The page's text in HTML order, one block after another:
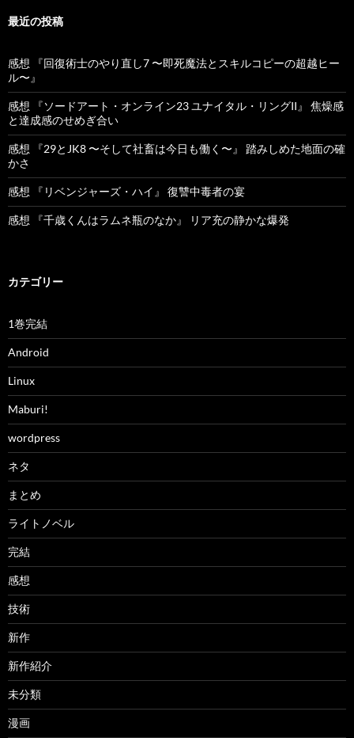
最近の投稿
感想 『回復術士のやり直し7 〜即死魔法とスキルコピーの超越ヒー
ル〜』
感想 『ソードアート・オンライン23 ユナイタル・リングII』 焦燥感
と達成感のせめぎ合い
感想 『29とJK8 〜そして社畜は今日も働く〜』 踏みしめた地面の確
かさ
感想 『リベンジャーズ・ハイ』 復讐中毒者の宴
感想 『千歳くんはラムネ瓶のなか』 リア充の静かな爆発
カテゴリー
1巻完結
Android
Linux
Maburi!
wordpress
ネタ
まとめ
ライトノベル
完結
感想
技術
新作
新作紹介
未分類
漫画